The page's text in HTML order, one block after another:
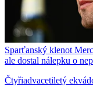
Sparťanský klenot
ale dostal nálepku o
Čtyřiadvacetiletý